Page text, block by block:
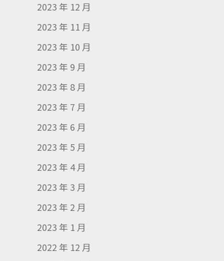
2023 年 12 月
2023 年 11 月
2023 年 10 月
2023 年 9 月
2023 年 8 月
2023 年 7 月
2023 年 6 月
2023 年 5 月
2023 年 4 月
2023 年 3 月
2023 年 2 月
2023 年 1 月
2022 年 12 月